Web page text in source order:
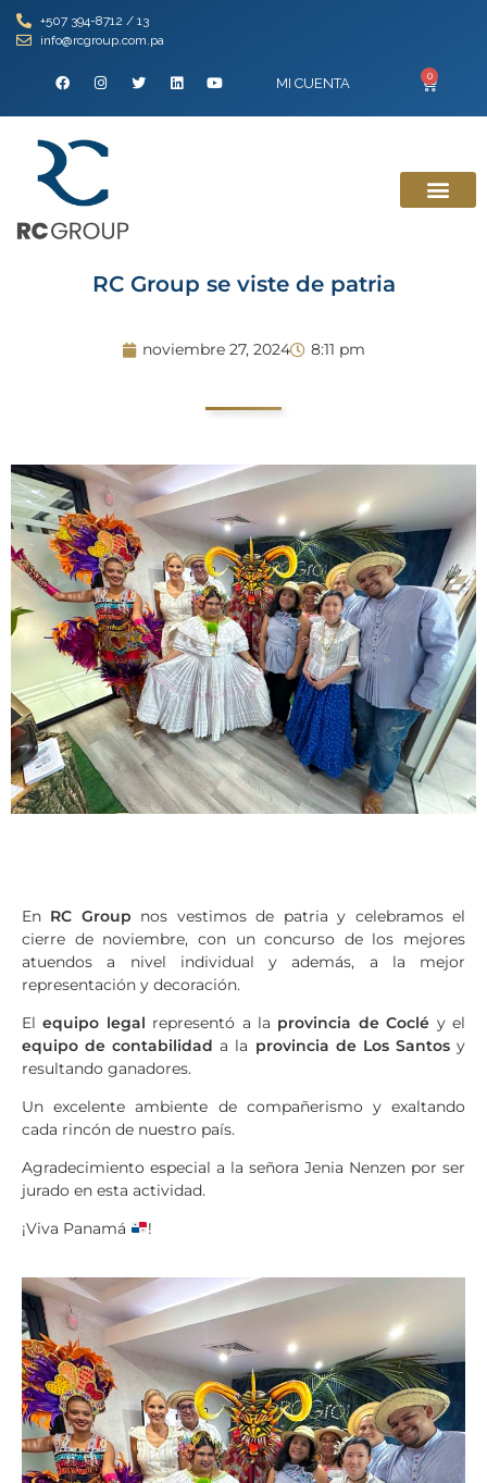
+507 394-8712 / 13
info@rcgroup.com.pa
MI CUENTA 0
RC Group se viste de patria
noviembre 27, 2024 8:11 pm
En RC Group nos vestimos de patria y celebramos el
cierre de noviembre, con un concurso de los mejores
atuendos a nivel individual y además, a la mejor
representación y decoración.
Elequipo legal representó a la provincia de Coclé y el
equipo de contabilidad a la provincia de Los Santosy
resultando ganadores.
Un excelente ambiente de compañerismo y exaltando
cada rincón de nuestro país.
Agradecimiento especial a la señora Jenia Nenzen por ser
jurado en esta actividad.
¡Viva Panamá
!